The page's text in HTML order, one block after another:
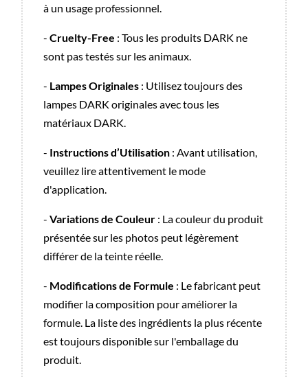
à un usage professionnel.
- Cruelty-Free : Tous les produits DARK ne
sont pas testés sur les animaux.
- Lampes Originales : Utilisez toujours des
lampes DARK originales avec tous les
matériaux DARK.
- Instructions d’Utilisation : Avant utilisation,
veuillez lire attentivement le mode
d'application.
- Variations de Couleur : La couleur du produit
présentée sur les photos peut légèrement
différer de la teinte réelle.
- Modifications de Formule : Le fabricant peut
modifier la composition pour améliorer la
formule. La liste des ingrédients la plus récente
est toujours disponible sur l'emballage du
produit.